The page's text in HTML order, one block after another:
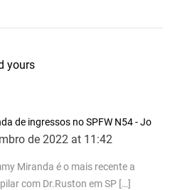
yours
de ingressos no SPFW N54 - Jo
de 2022 at 11:42
Miranda é o mais recente a
com Dr.Ruston em SP […]